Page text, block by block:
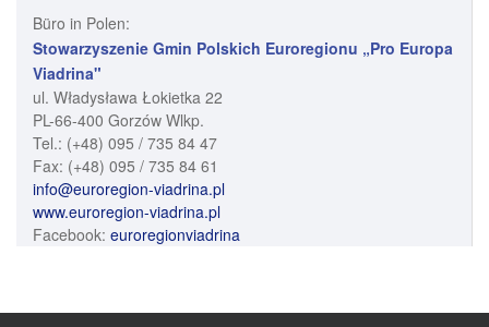
Büro in Polen:
Stowarzyszenie Gmin Polskich Euroregionu „Pro Europa
Viadrina"
ul. Władysława Łokietka 22
PL-66-400 Gorzów Wlkp.
Tel.: (+48) 095 / 735 84 47
Fax: (+48) 095 / 735 84 61
info@euroregion-viadrina.pl
www.euroregion-viadrina.pl
Facebook: euroregionviadrina